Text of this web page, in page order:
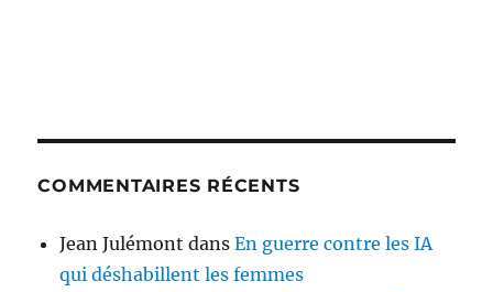
COMMENTAIRES RÉCENTS
Jean Julémont dansEn guerre contre les IA
qui déshabillent les femmes